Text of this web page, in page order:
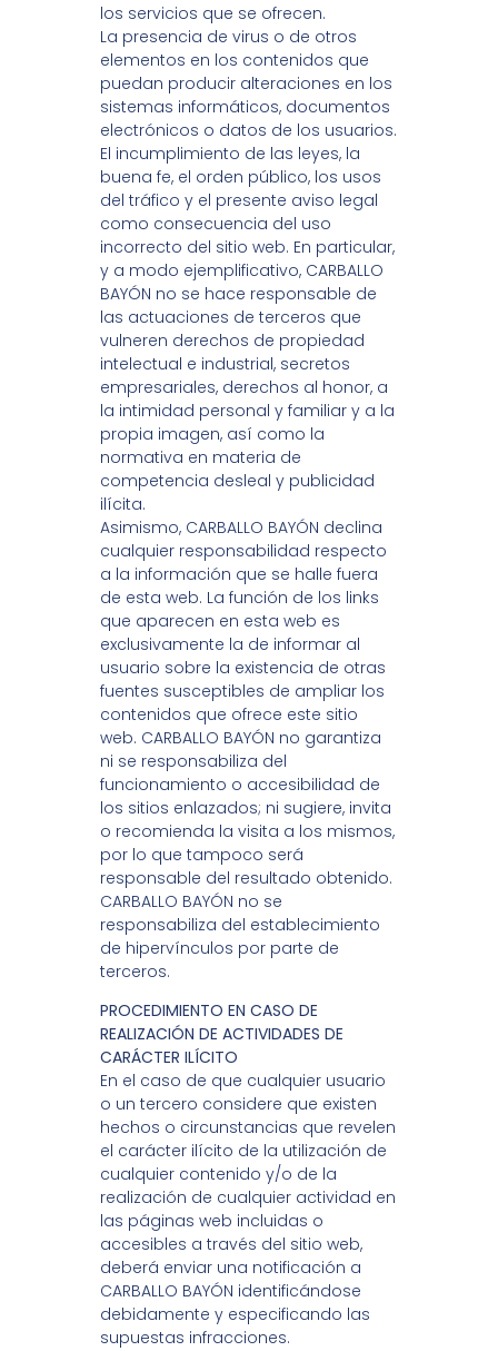
los servicios que se ofrecen.
La presencia de virus o de otros
elementos en los contenidos que
puedan producir alteraciones en los
sistemas informáticos, documentos
electrónicos o datos de los usuarios.
El incumplimiento de las leyes, la
buena fe, el orden público, los usos
del tráfico y el presente aviso legal
como consecuencia del uso
incorrecto del sitio web. En particular,
y a modo ejemplificativo, CARBALLO
BAYÓN no se hace responsable de
las actuaciones de terceros que
vulneren derechos de propiedad
intelectual e industrial, secretos
empresariales, derechos al honor, a
la intimidad personal y familiar y a la
propia imagen, así como la
normativa en materia de
competencia desleal y publicidad
ilícita.
Asimismo, CARBALLO BAYÓN declina
cualquier responsabilidad respecto
a la información que se halle fuera
de esta web. La función de los links
que aparecen en esta web es
exclusivamente la de informar al
usuario sobre la existencia de otras
fuentes susceptibles de ampliar los
contenidos que ofrece este sitio
web. CARBALLO BAYÓN no garantiza
ni se responsabiliza del
funcionamiento o accesibilidad de
los sitios enlazados; ni sugiere, invita
o recomienda la visita a los mismos,
por lo que tampoco será
responsable del resultado obtenido.
CARBALLO BAYÓN no se
responsabiliza del establecimiento
de hipervínculos por parte de
terceros.
PROCEDIMIENTO EN CASO DE
REALIZACIÓN DE ACTIVIDADES DE
CARÁCTER ILÍCITO
En el caso de que cualquier usuario
o un tercero considere que existen
hechos o circunstancias que revelen
el carácter ilícito de la utilización de
cualquier contenido y/o de la
realización de cualquier actividad en
las páginas web incluidas o
accesibles a través del sitio web,
deberá enviar una notificación a
CARBALLO BAYÓN identificándose
debidamente y especificando las
supuestas infracciones.